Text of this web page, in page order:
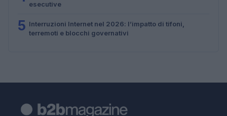
esecutive
5 Interruzioni Internet nel 2026: l’impatto di tifoni,
terremoti e blocchi governativi